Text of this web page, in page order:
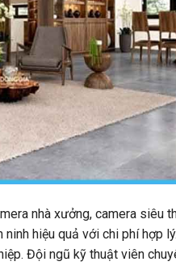
nhà xưởng, camera siêu
hiệu quả với chi phí hợp
Đội ngũ kỹ thuật viên